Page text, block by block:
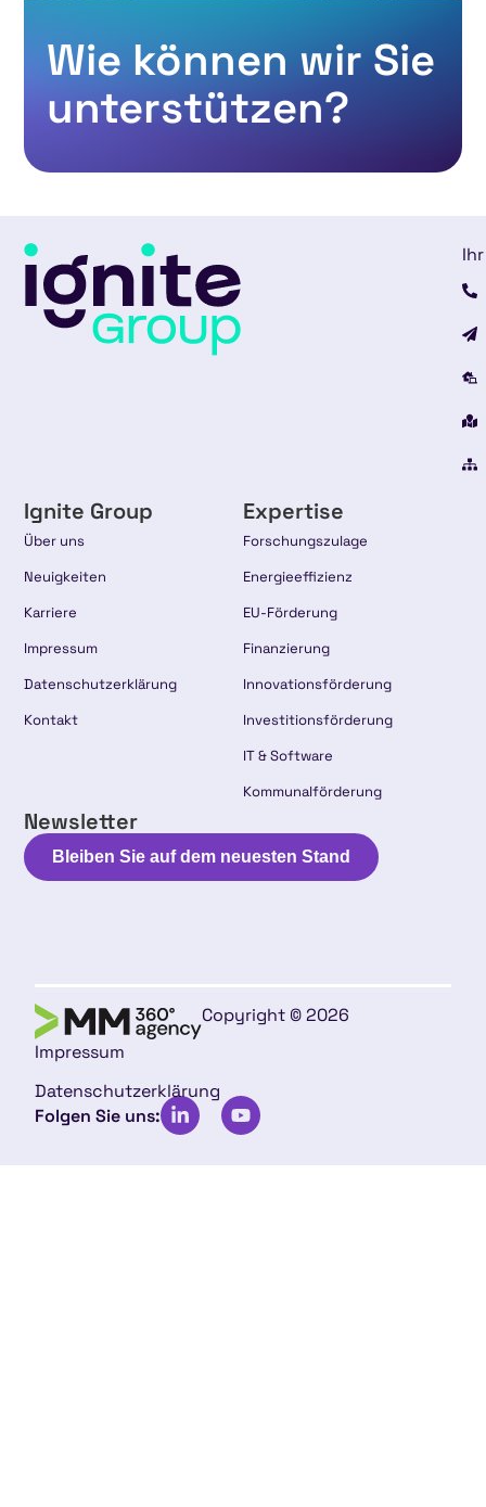
Wie können wir Sie
unterstützen?
Ignite Group
Über uns
Neuigkeiten
Karriere
Impressum
Datenschutzerklärung
Kontakt
Expertise
Forschungszulage
Energieeffizienz
EU-Förderung
Finanzierung
Innovationsförderung
Investitionsförderung
IT & Software
Kommunalförderung
Newsletter
Bleiben Sie auf dem neuesten Stand
Copyright © 2026
Impressum
Datenschutzerklärung
Folgen Sie uns: